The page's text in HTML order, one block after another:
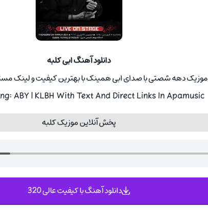
دانلود آهنگ ابی کلبه
موزیک دهه شصتی با صدای ابی همینک با بهترین کیفیت و لینک
ABY | KLBH With Text And Direct Links In Apamusic
پخش آنلاین موزیک کلبه
دانلود آهنگ با کیفیت عالی 320